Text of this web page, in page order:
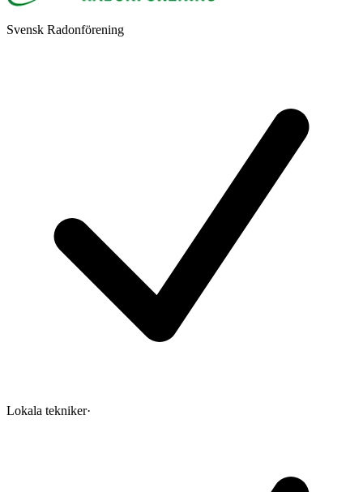
Svensk Radonförening
Lokala tekniker·